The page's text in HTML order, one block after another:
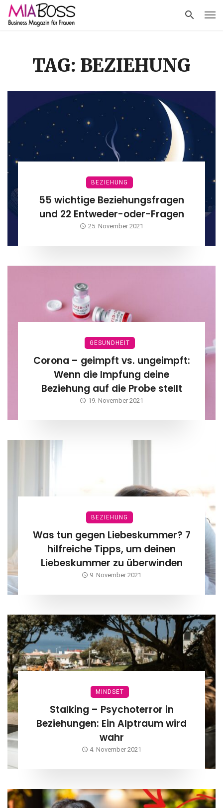
TAG: BEZIEHUNG
BEZIEHUNG
55 wichtige Beziehungsfragen
und 22 Entweder-oder-Fragen
25. November 2021
GESUNDHEIT
Corona – geimpft vs. ungeimpft:
Wenn die Impfung deine
Beziehung auf die Probe stellt
19. November 2021
BEZIEHUNG
Was tun gegen Liebeskummer? 7
hilfreiche Tipps, um deinen
Liebeskummer zu überwinden
9. November 2021
MINDSET
Stalking – Psychoterror in
Beziehungen: Ein Alptraum wird
wahr
4. November 2021